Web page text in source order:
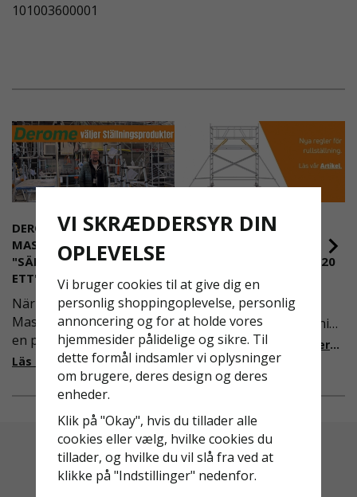
101003600001
DEROME
MASKINUTHYRNING -
"SÄKERHET ÄR ALLTID PRIO
ETT"
När Derome
Maskinuthyrning behövde
en pålitlig partner inom
fallskydd och
säkerhetslösningar föll
valet på
Ställningsprodukter.se.
Med daglig verksamhet på
hög höjd är det avgörande
för dem att samarbeta
med en leverantör som
Läs mer om varför Derome väljer oss
NYA REGLER FÖR
AFS2023:9 & EN1004:2020
Även om det kan verka
högst osannolikt så är
våra regler för rullställning
i Sverige slappare än de
från EU i skrivande stund,
men detta kommer det bli
ändring på. Från och med
2025 träder nya
föreskrifter i kraft i
Sverige gällande
rullställningar, med s
Läs mer om de nya reglerna!
VI SKRÆDDERSYR DIN
OPLEVELSE
Vi bruger cookies til at give dig en
personlig shoppingoplevelse, personlig
annoncering og for at holde vores
hjemmesider pålidelige og sikre. Til
dette formål indsamler vi oplysninger
om brugere, deres design og deres
enheder.
Klik på "Okay", hvis du tillader alle
cookies eller vælg, hvilke cookies du
tillader, og hvilke du vil slå fra ved at
klikke på "Indstillinger" nedenfor.